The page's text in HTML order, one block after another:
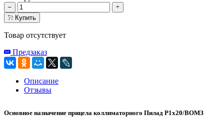
Купить
Товар отсутствует
Предзаказ
Описание
Отзывы
Основное назначение прицела коллиматорного Пилад Р1х20/ВОМЗ